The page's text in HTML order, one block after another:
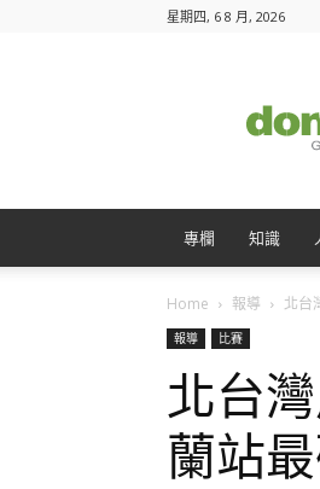
星期四, 6 8 月, 2026
專欄 知識
Home 報導 北台
報導 比賽
北台
蘭站